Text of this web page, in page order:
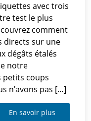
avec trois
test le plus
comment
directs sur une
dégâts étalés
notre
petits coups
n’avons pas […]
En savoir plus